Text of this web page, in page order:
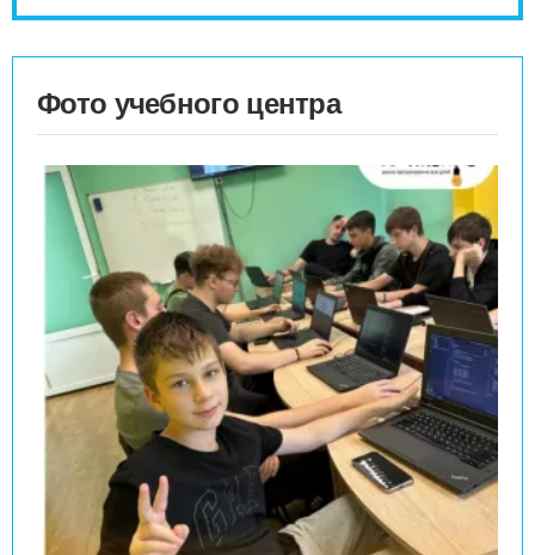
Фото учебного центра